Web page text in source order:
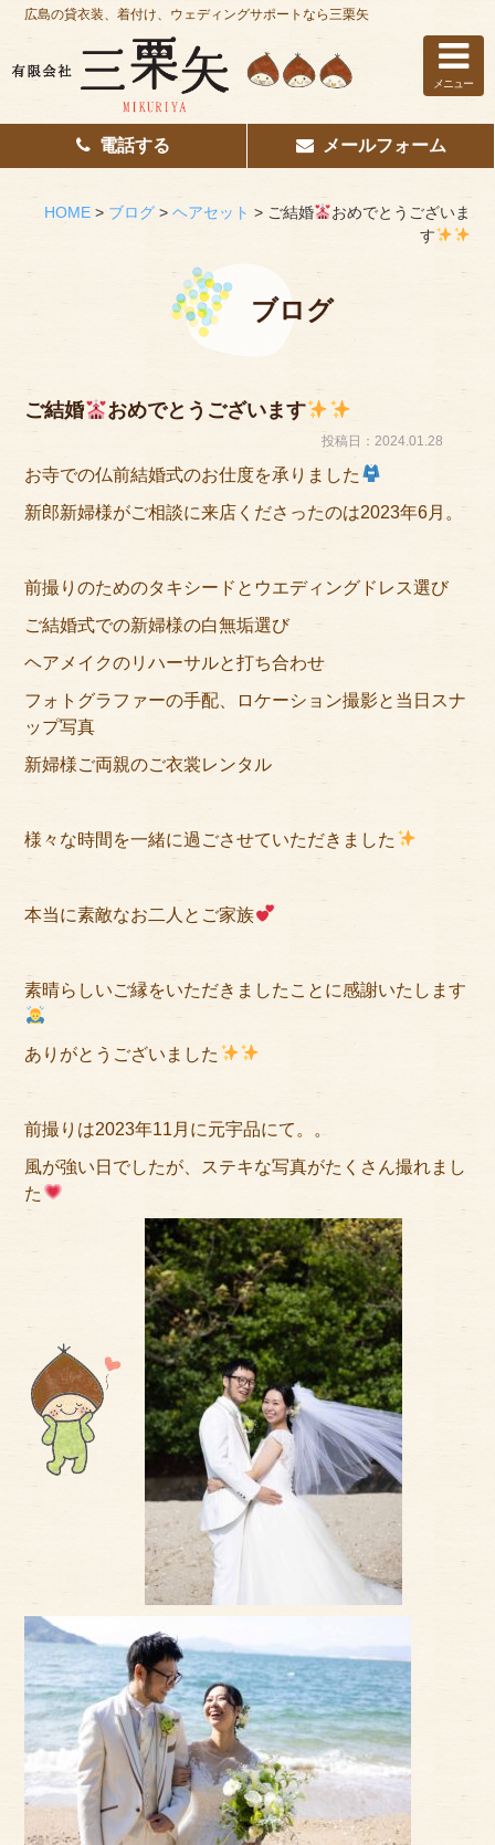
ホーム
はじめての方へ
着付け/教室
アクセス
ブログ
ご利用の流れ
今月のオススメ衣装
お客様の声
サイトマップ
広島の貸衣装、着付け、ウェディングサポートなら三栗矢
メニュー
電話する メールフォーム
HOME> ブログ> ヘアセット > ご結婚
おめでとうございま
す
ブログ
ご結婚 おめでとうございます
投稿日：2024.01.28
お寺での仏前結婚式のお仕度を承りました
新郎新婦様がご相談に来店くださったのは2023年6月。
前撮りのためのタキシードとウエディングドレス選び
ご結婚式での新婦様の白無垢選び
ヘアメイクのリハーサルと打ち合わせ
フォトグラファーの手配、ロケーション撮影と当日スナ
ップ写真
新婦様ご両親のご衣裳レンタル
様々な時間を一緒に過ごさせていただきました
本当に素敵なお二人とご家族
素晴らしいご縁をいただきましたことに感謝いたします
ありがとうございました
前撮りは2023年11月に元宇品にて。。
風が強い日でしたが、ステキな写真がたくさん撮れまし
た